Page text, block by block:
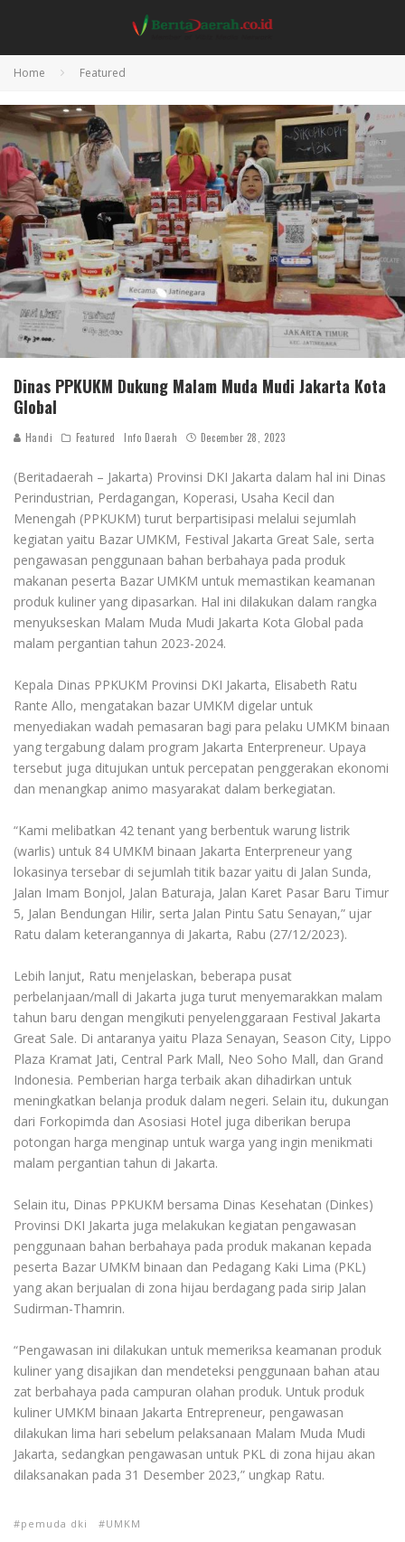
Home Featured
Dinas PPKUKM Dukung Malam Muda Mudi Jakarta Kota
Global
Handi Featured Info Daerah December 28, 2023
(Beritadaerah – Jakarta) Provinsi DKI Jakarta dalam hal ini Dinas
Perindustrian, Perdagangan, Koperasi, Usaha Kecil dan
Menengah (PPKUKM) turut berpartisipasi melalui sejumlah
kegiatan yaitu Bazar UMKM, Festival Jakarta Great Sale, serta
pengawasan penggunaan bahan berbahaya pada produk
makanan peserta Bazar UMKM untuk memastikan keamanan
produk kuliner yang dipasarkan. Hal ini dilakukan dalam rangka
menyukseskan Malam Muda Mudi Jakarta Kota Global pada
malam pergantian tahun 2023-2024.
Kepala Dinas PPKUKM Provinsi DKI Jakarta, Elisabeth Ratu
Rante Allo, mengatakan bazar UMKM digelar untuk
menyediakan wadah pemasaran bagi para pelaku UMKM binaan
yang tergabung dalam program Jakarta Enterpreneur. Upaya
tersebut juga ditujukan untuk percepatan penggerakan ekonomi
dan menangkap animo masyarakat dalam berkegiatan.
“Kami melibatkan 42 tenant yang berbentuk warung listrik
(warlis) untuk 84 UMKM binaan Jakarta Enterpreneur yang
lokasinya tersebar di sejumlah titik bazar yaitu di Jalan Sunda,
Jalan Imam Bonjol, Jalan Baturaja, Jalan Karet Pasar Baru Timur
5, Jalan Bendungan Hilir, serta Jalan Pintu Satu Senayan,” ujar
Ratu dalam keterangannya di Jakarta, Rabu (27/12/2023).
Lebih lanjut, Ratu menjelaskan, beberapa pusat
perbelanjaan/mall di Jakarta juga turut menyemarakkan malam
tahun baru dengan mengikuti penyelenggaraan Festival Jakarta
Great Sale. Di antaranya yaitu Plaza Senayan, Season City, Lippo
Plaza Kramat Jati, Central Park Mall, Neo Soho Mall, dan Grand
Indonesia. Pemberian harga terbaik akan dihadirkan untuk
meningkatkan belanja produk dalam negeri. Selain itu, dukungan
dari Forkopimda dan Asosiasi Hotel juga diberikan berupa
potongan harga menginap untuk warga yang ingin menikmati
malam pergantian tahun di Jakarta.
Selain itu, Dinas PPKUKM bersama Dinas Kesehatan (Dinkes)
Provinsi DKI Jakarta juga melakukan kegiatan pengawasan
penggunaan bahan berbahaya pada produk makanan kepada
peserta Bazar UMKM binaan dan Pedagang Kaki Lima (PKL)
yang akan berjualan di zona hijau berdagang pada sirip Jalan
Sudirman-Thamrin.
“Pengawasan ini dilakukan untuk memeriksa keamanan produk
kuliner yang disajikan dan mendeteksi penggunaan bahan atau
zat berbahaya pada campuran olahan produk. Untuk produk
kuliner UMKM binaan Jakarta Entrepreneur, pengawasan
dilakukan lima hari sebelum pelaksanaan Malam Muda Mudi
Jakarta, sedangkan pengawasan untuk PKL di zona hijau akan
dilaksanakan pada 31 Desember 2023,” ungkap Ratu.
pemuda dki UMKM